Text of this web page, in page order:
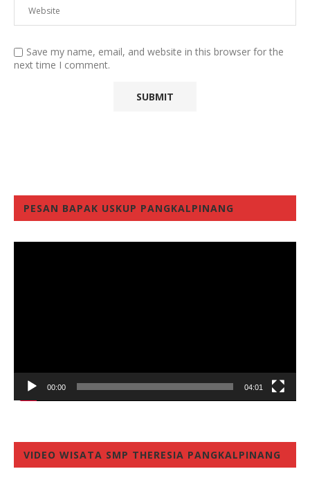
Save my name, email, and website in this browser for the
next time I comment.
PESAN BAPAK USKUP PANGKALPINANG
00:00 04:01
VIDEO WISATA SMP THERESIA PANGKALPINANG